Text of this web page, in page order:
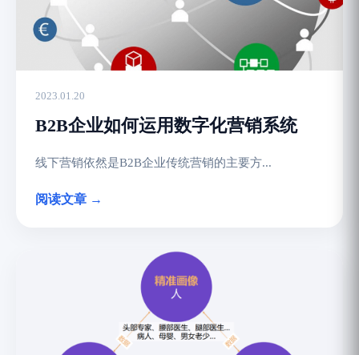
2023.01.20
B2B企业如何运用数字化营销系统
线下营销依然是B2B企业传统营销的主要方...
阅读文章 →